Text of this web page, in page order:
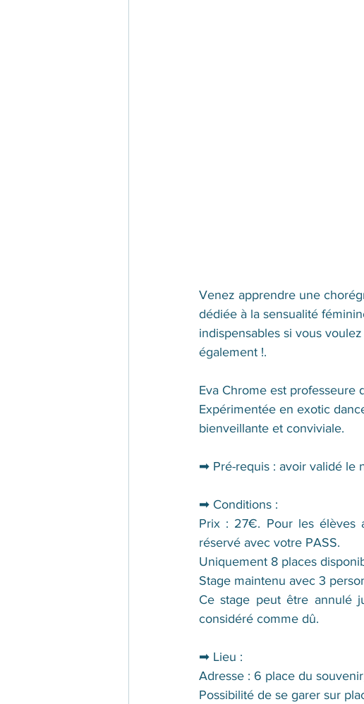
Venez apprendre une
dédiée à la sensualité
indispensables si vous
également !.
Eva Chrome est professeure
Expérimentée en exotic
bienveillante et conviviale.
➡ Pré-requis : avoir validé le
➡ Conditions :
Prix : 27€. Pour les élèves
réservé avec votre PASS.
Uniquement 8 places
Stage maintenu avec 3
Ce stage peut être annulé
considéré comme dû.
➡ Lieu :
Adresse : 6 place du
Possibilité de se garer sur